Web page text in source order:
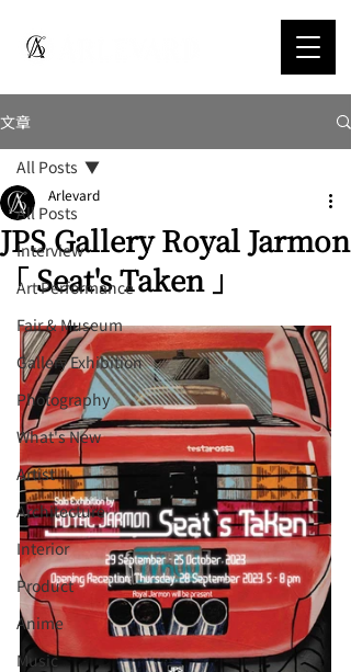
文章
All Posts
Interview
Art Performance
Fair & Museum
Gallery Exhibition
Photography
What's New
Artist
Architecture
Interior
⁠⁠Product
Anime
Music
All Posts
JPS Gallery Royal Jarmon
「 Seat's Taken 」
Arlevard